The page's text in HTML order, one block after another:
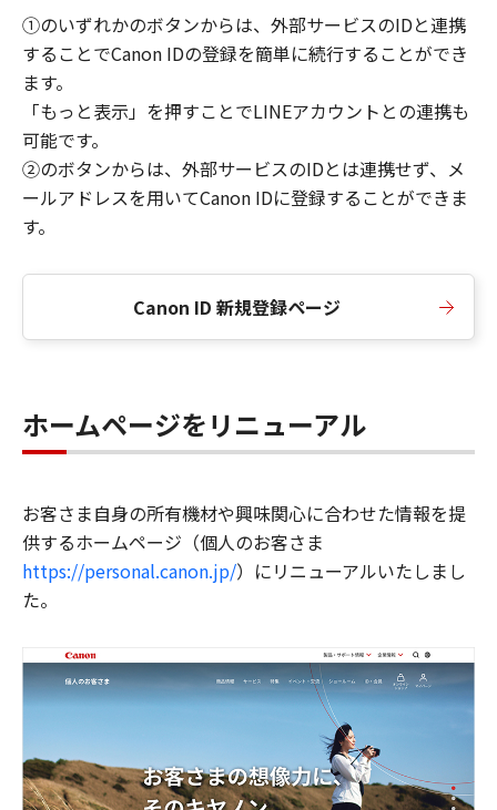
①のいずれかのボタンからは、外部サービスのIDと連携
することでCanon IDの登録を簡単に続行することができ
ます。
「もっと表示」を押すことでLINEアカウントとの連携も
可能です。
②のボタンからは、外部サービスのIDとは連携せず、メ
ールアドレスを用いてCanon IDに登録することができま
す。
Canon ID 新規登録ページ
ホームページをリニューアル
お客さま自身の所有機材や興味関心に合わせた情報を提
供するホームページ（個人のお客さま
https://personal.canon.jp/）にリニューアルいたしまし
た。